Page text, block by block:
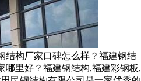
结构厂家口碑怎么样？福建钢结
哪里好？福建钢结构,福建彩钢板,